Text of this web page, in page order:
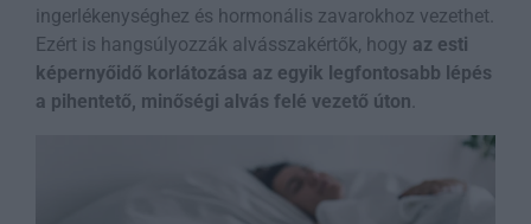
ingerlékenységhez és hormonális zavarokhoz vezethet.
Ezért is hangsúlyozzák alvásszakértők, hogy az esti
képernyőidő korlátozása az egyik legfontosabb lépés
a pihentető, minőségi alvás felé vezető úton